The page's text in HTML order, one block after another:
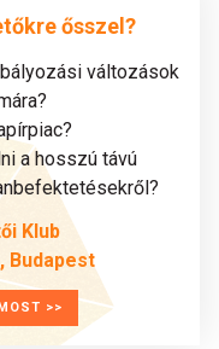
ősszel?
változások
a hosszú távú
Klub
Budapest
>>